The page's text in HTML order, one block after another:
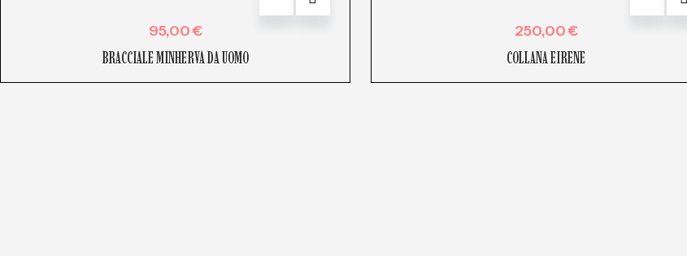
95,00€
BRACCIALE MINHERVA DA UOMO
250,00€
COLLANA EIRENE